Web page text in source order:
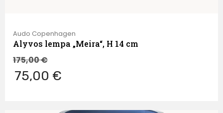
Audo Copenhagen
Alyvos lempa „Meira“, H 14 cm
175,00€
75,00 €